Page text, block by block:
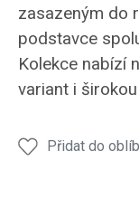
zasazeným do
podstavce
Kolekce nabízí
variant i
Přidat do